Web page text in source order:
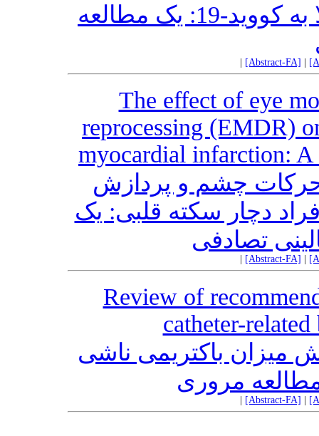
تاثیر بازتوانی قلبی بر افراد مبتلا به کووید-19: یک مطالعه
[Abstract-FA]
The effect of eye
reprocessing (EMDR)
myocardial infarction:
حرکات چشم و پردازش
دچار سکته قلبی: یک
تصادفی
[Abstract-FA]
Review of
catheter-
میزان باکتریمی ناشی
مروری
[Abstract-FA]